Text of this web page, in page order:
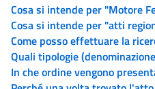
Cosa si intende per "Motore
Cosa si intende per "atti
Come posso effettuare la
Quali tipologie
In che ordine vengono